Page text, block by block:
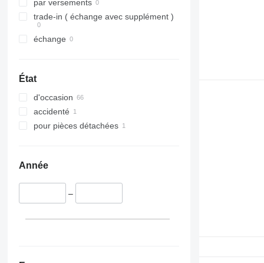
329
336
350
365
374
416
420
JZ
S-Series
par versements
trade-in ( échange avec supplément )
échange
État
d'occasion
accidenté
pour pièces détachées
Année
–